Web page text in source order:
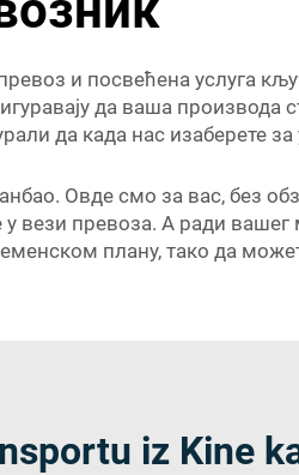
и посвећена услуга
да ваша производа
да када нас изаберете за
Овде смо за вас, без
вези превоза. А ради
плану, тако да
iz Kine